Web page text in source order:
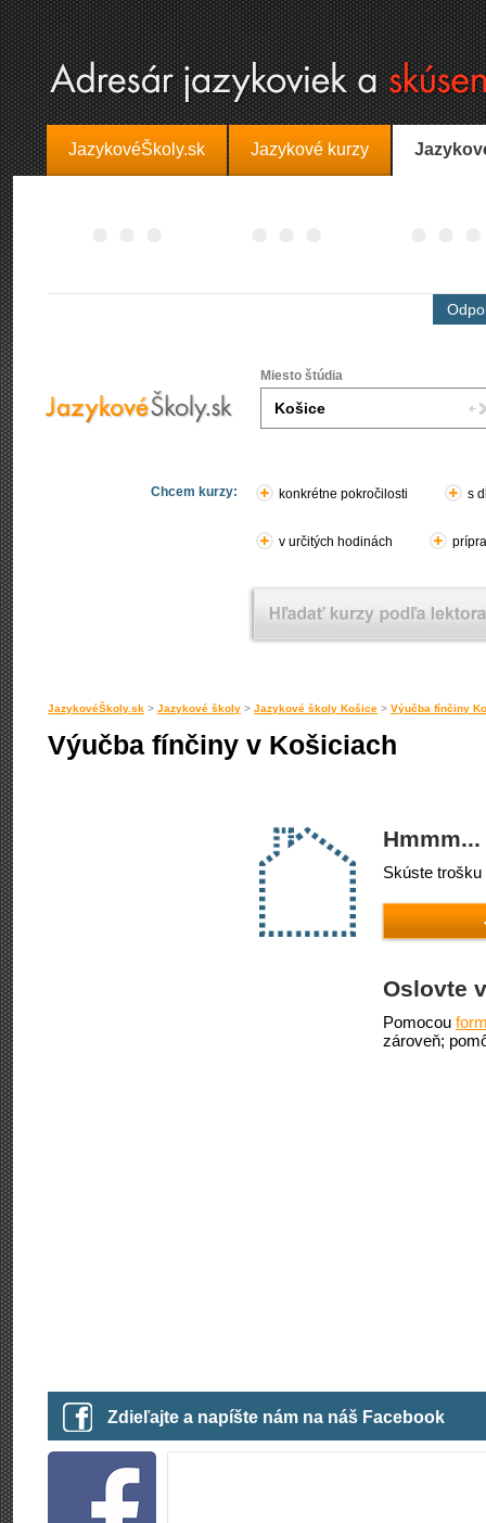
JazykovéŠkoly.sk Jazykové kurzy
Miesto štúdia
Chcem kurzy: konkrétne pokročilosti s
v určitých hodinách
JazykovéŠkoly.sk > Jazykové školy > Jazykové školy Košice > Výučba fínčiny
Výučba fínčiny v Košiciach
Skúste
Oslovte
Pomocou
zároveň;
Zdieľajte a napíšte nám na náš Facebook